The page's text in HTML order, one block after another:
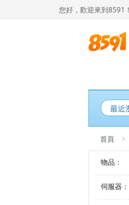
您好，歡迎來到8591！
最近
首頁
物品：
伺服器：